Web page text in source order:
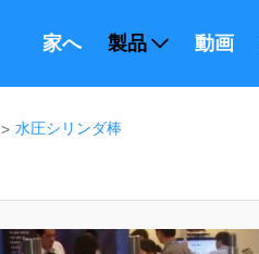
家へ 製品 動画
> 水圧シリンダ棒